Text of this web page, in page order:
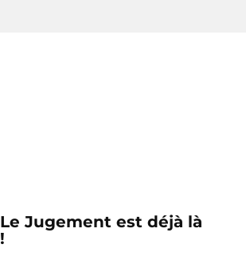
Le Jugement est déjà là
!